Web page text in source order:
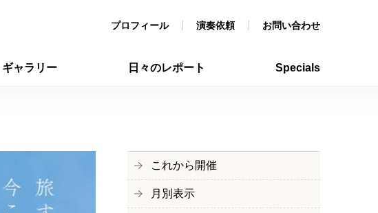
プロフィール 演奏依頼 お問い合わせ
ギャラリー 日々のレポート Specials
これから開催
月別表示